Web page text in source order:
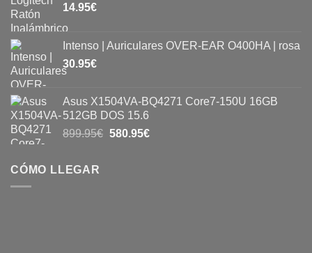
14.95€
Intenso | Auriculares OVER-EAR O400HA | rosa
30.95€
Asus X1504VA-BQ4271 Core7-150U 16GB
512GB DOS 15.6
899.95€ 580.95€
CÓMO LLEGAR